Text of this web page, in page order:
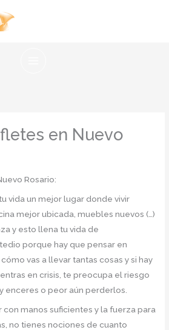
en Nuevo
Rosario:
vida un mejor lugar donde vivir
mejor ubicada, muebles nuevos (…)
y esto llena tu vida de
porque hay que pensar en
vas a llevar tantas cosas y si hay
en crisis, te preocupa el riesgo
enceres o peor aún perderlos.
manos suficientes y la fuerza para
no tienes nociones de cuanto